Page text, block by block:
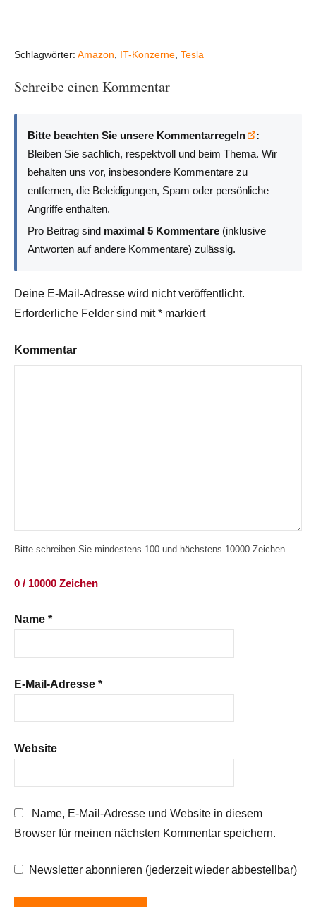
Schlagwörter: Amazon IT-Konzerne Tesla
Schreibe einen Kommentar
Bitte beachten Sie unsere Kommentarregeln
:
Bleiben Sie sachlich, respektvoll und beim Thema. Wir
behalten uns vor, insbesondere Kommentare zu
entfernen, die Beleidigungen, Spam oder persönliche
Angriffe enthalten.
Pro Beitrag sind maximal 5 Kommentare (inklusive
Antworten auf andere Kommentare) zulässig.
Deine E-Mail-Adresse wird nicht veröffentlicht.
Erforderliche Felder sind mit* markiert
Kommentar
Bitte schreiben Sie mindestens 100 und höchstens 10000 Zeichen.
0 / 10000 Zeichen
Name *
E-Mail-Adresse *
Website
Name, E-Mail-Adresse und Website in diesem
Browser für meinen nächsten Kommentar speichern.
Newsletter abonnieren (jederzeit wieder abbestellbar)